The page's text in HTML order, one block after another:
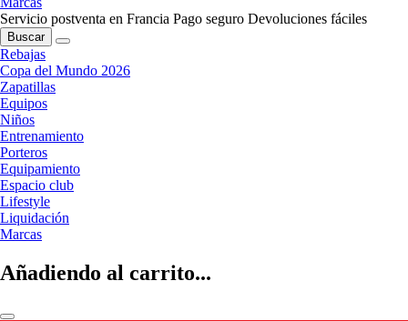
Servicio postventa en Francia Pago seguro Devoluciones fáciles
Buscar
Rebajas
Copa del Mundo 2026
Zapatillas
Equipos
Niños
Entrenamiento
Porteros
Equipamiento
Espacio club
Lifestyle
Liquidación
Marcas
Añadiendo al carrito...